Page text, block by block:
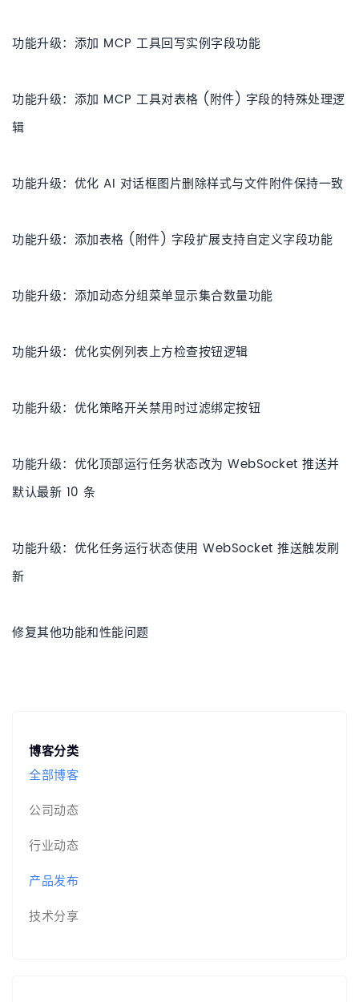
功能升级：添加 MCP 工具回写实例字段功能
功能升级：添加 MCP 工具对表格 (附件) 字段的特殊处理逻
辑
功能升级：优化 AI 对话框图片删除样式与文件附件保持一致
功能升级：添加表格 (附件) 字段扩展支持自定义字段功能
功能升级：添加动态分组菜单显示集合数量功能
功能升级：优化实例列表上方检查按钮逻辑
功能升级：优化策略开关禁用时过滤绑定按钮
功能升级：优化顶部运行任务状态改为 WebSocket 推送并
默认最新 10 条
功能升级：优化任务运行状态使用 WebSocket 推送触发刷
新
修复其他功能和性能问题
博客分类
全部博客
公司动态
行业动态
产品发布
技术分享